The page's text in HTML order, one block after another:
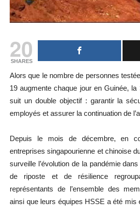
20
SHARES
Alors que le nombre de personnes
19 augmente chaque jour en Guinée, la
suit un double objectif : garantir la
employés et assurer la continuation de
Depuis le mois de décembre, en
entreprises singapourienne et chinoise
surveille l’évolution de la pandémie
de riposte et de résilience
représentants de l’ensemble des
ainsi que leurs équipes HSSE a été mis